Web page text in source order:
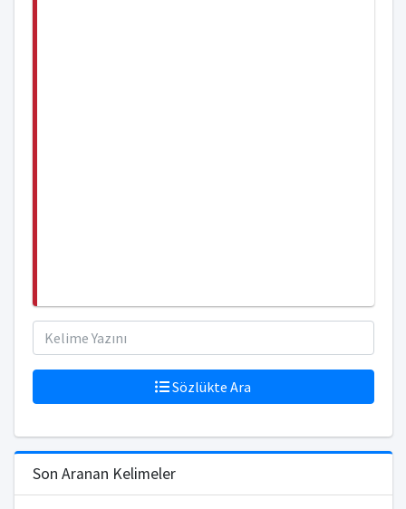
Sözlükte Ara
Son Aranan Kelimeler